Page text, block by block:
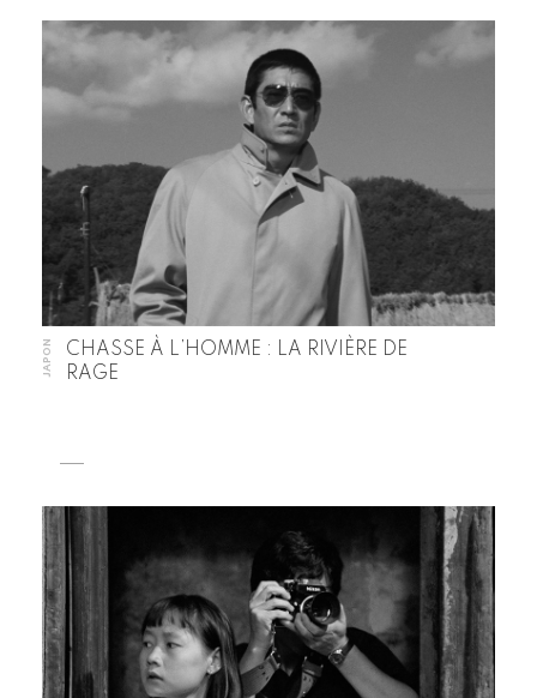
JAPON
CHASSE À L’HOMME : LA RIVIÈRE DE
RAGE